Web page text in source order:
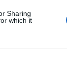
Sharing
which it